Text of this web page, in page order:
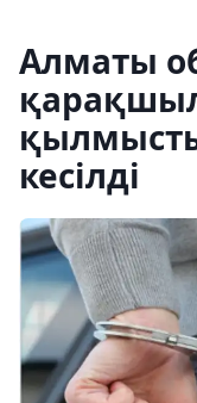
Алматы
кесілді